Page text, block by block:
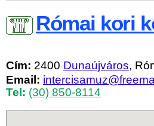
Római kori
Cím: 2400 Dunaújváros,
Email:
Tel: (30) 850-8114